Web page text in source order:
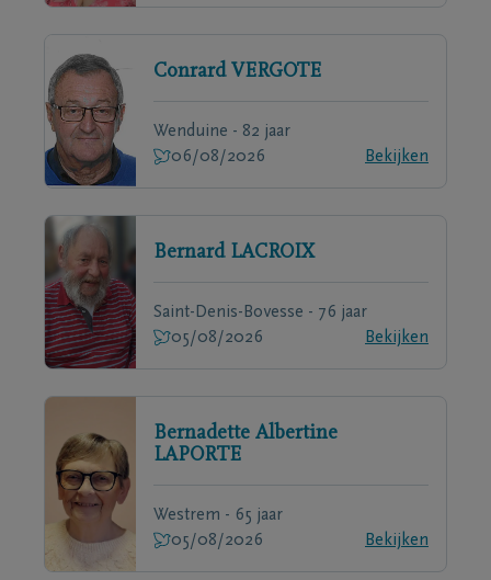
Conrard VERGOTE
Wenduine - 82 jaar
06/08/2026
Bekijken
Bernard LACROIX
Saint-Denis-Bovesse - 76 jaar
05/08/2026
Bekijken
Bernadette Albertine
LAPORTE
Westrem - 65 jaar
05/08/2026
Bekijken